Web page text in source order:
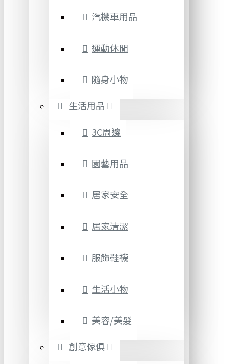
汽機車用品
運動休閒
隨身小物
生活用品
3C周邊
園藝用品
居家安全
居家清潔
服飾鞋襪
生活小物
美容/美髮
創意傢俱